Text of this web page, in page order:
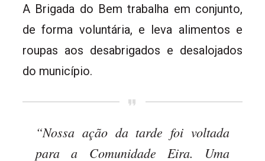
A Brigada do Bem trabalha em conjunto,
de forma voluntária, e leva alimentos e
roupas aos desabrigados e desalojados
do município.
“Nossa ação da tarde foi voltada
para a Comunidade Eira. Uma